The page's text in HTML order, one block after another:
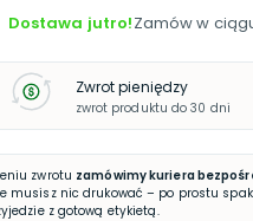
Dostawa jutro!Zamów w
Zwrot pieniędzy
zwrot produktu do 30 dni
zwrotu zamówimy kuriera
musisz nic drukować – po prostu
z gotową etykietą.